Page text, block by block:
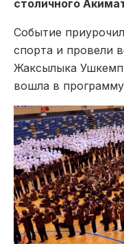
столичного
Событие
спорта и провели
Жаксылыка
вошла в